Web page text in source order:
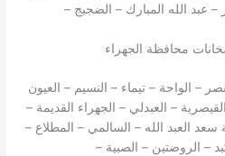
– عبد الله المبارك – الضجيج –
محافظة الجهراء
– الواحة – تيماء – النسيم – العيون
– العبدلي – الجهراء القديمة –
سعد العبد الله – السالمي – المطلاع –
– الروضتين – الصبية –